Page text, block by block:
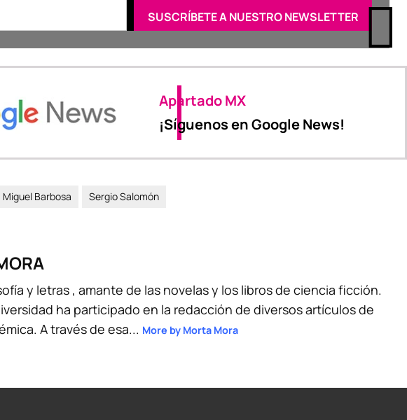
Apartado MX
¡Síguenos en Google News!
Miguel Barbosa Sergio Salomón
y letras , amante de las novelas y los libros de ciencia ficción.
ha participado en la redacción de diversos artículos de
A través de esa... More by Morta Mora